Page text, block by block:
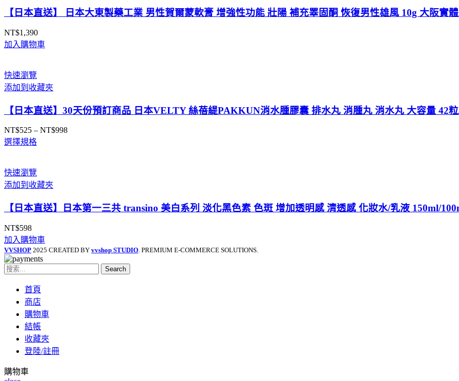
【日本直送】 日本大東製藥工業 男性賀爾蒙軟膏 增強性功能 壯陽 補充睪固酮 恢復男性雄風 10g 大阪實
NT$1,390
加入購物車
快速瀏覽
添加到收藏夾
【日本直送】30天份預訂商品 日本VELTY 絲蓓緹PAKKUN消水腫膠囊 排水丸 消腫丸 消水丸 大容量 42
NT$525 – NT$998價
選擇規格
快速瀏覽
添加到收藏夾
【日本直送】日本第一三共 transino 美白系列 淡化黑色素 色斑 增加透明感 清透感 化妝水/乳液 150ml/
NT$598
加入購物車
VVSHOP 2025 CREATED BY vvshop STUDIO . PREMIUM E-COMMERCE SOLUTIONS.
Search
首頁
商店
購物車
結帳
收藏夾
登陸/註冊
購物車